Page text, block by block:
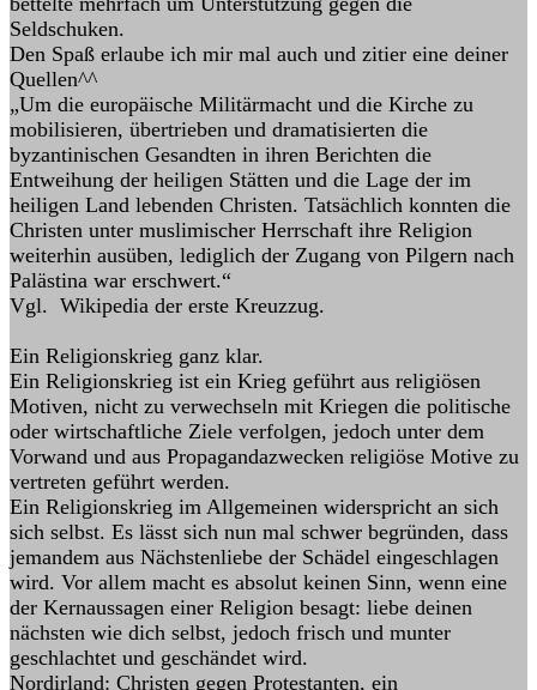
Seldschuken.
Den Spaß erlaube ich mir mal auch und zitier eine deiner
Quellen^^
„Um die europäische Militärmacht und die Kirche zu
mobilisieren, übertrieben und dramatisierten die
byzantinischen Gesandten in ihren Berichten die
Entweihung der heiligen Stätten und die Lage der im
heiligen Land lebenden Christen. Tatsächlich konnten die
Christen unter muslimischer Herrschaft ihre Religion
weiterhin ausüben, lediglich der Zugang von Pilgern nach
Palästina war erschwert.“
Vgl. Wikipedia der erste Kreuzzug.
Ein Religionskrieg ganz klar.
Ein Religionskrieg ist ein Krieg geführt aus religiösen
Motiven, nicht zu verwechseln mit Kriegen die politische
oder wirtschaftliche Ziele verfolgen, jedoch unter dem
Vorwand und aus Propagandazwecken religiöse Motive zu
vertreten geführt werden.
Ein Religionskrieg im Allgemeinen widerspricht an sich
sich selbst. Es lässt sich nun mal schwer begründen, dass
jemandem aus Nächstenliebe der Schädel eingeschlagen
wird. Vor allem macht es absolut keinen Sinn, wenn eine
der Kernaussagen einer Religion besagt: liebe deinen
nächsten wie dich selbst, jedoch frisch und munter
geschlachtet und geschändet wird.
Nordirland: Christen gegen Protestanten, ein